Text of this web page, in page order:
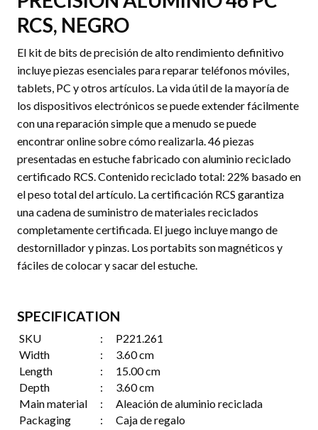
RCS, NEGRO
El kit de bits de precisión de alto rendimiento definitivo
incluye piezas esenciales para reparar teléfonos móviles,
tablets, PC y otros artículos. La vida útil de la mayoría de
los dispositivos electrónicos se puede extender fácilmente
con una reparación simple que a menudo se puede
encontrar online sobre cómo realizarla. 46 piezas
presentadas en estuche fabricado con aluminio reciclado
certificado RCS. Contenido reciclado total: 22% basado en
el peso total del artículo. La certificación RCS garantiza
una cadena de suministro de materiales reciclados
completamente certificada. El juego incluye mango de
destornillador y pinzas. Los portabits son magnéticos y
fáciles de colocar y sacar del estuche.
SPECIFICATION
SKU :
P221.261
Width
:
3.60 cm
Length
:
15.00 cm
Depth
:
3.60 cm
Main material
:
Aleación de aluminio reciclada
Packaging
: Caja de regalo